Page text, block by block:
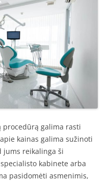
procedūrą galima rasti
kainas galima sužinoti
jums reikalinga ši
kabinete arba
pasidomėti asmenimis,